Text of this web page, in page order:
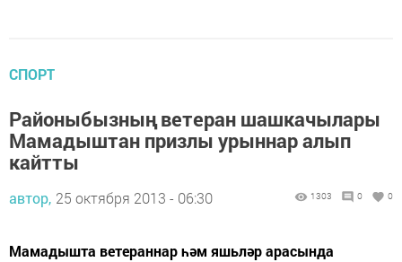
СПОРТ
Районыбызның ветеран шашкачылары
Мамадыштан призлы урыннар алып
кайтты
автор, 25 октября 2013 - 06:30 1303 0 0
Мамадышта ветераннар һәм яшьләр арасында